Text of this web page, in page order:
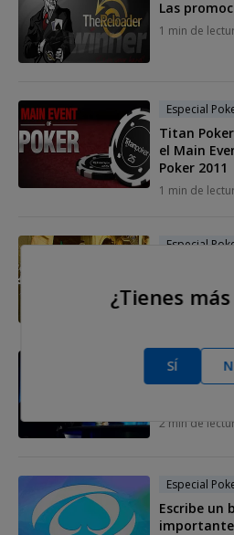
Las
1 min de
Especial
Titan
el Main
Poker 2011
1 min de
Especial
2 min de
Especial
Poker
2 min de
Especial
Escribe un
¿Tienes
SÍ